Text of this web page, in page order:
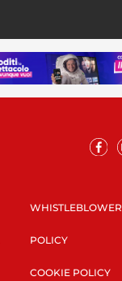
WHISTLEBLOWER
POLICY
COOKIE POLICY